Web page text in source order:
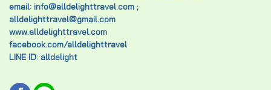
email: info@alldelighttravel.com ;
alldelighttravel@gmail.com
www.alldelighttravel.com
facebook.com/alldelighttravel
LINE ID: alldelight